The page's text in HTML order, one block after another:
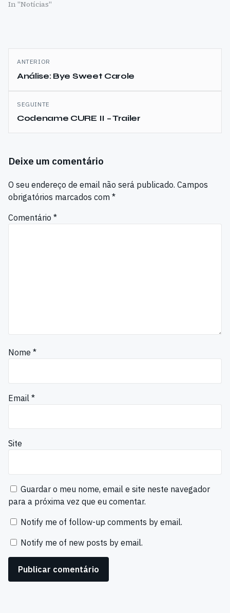
Steam. O jogo oferece uma
ciberpunk.
In "Notícias"
Navegação
de
artigos
ANTERIOR
Análise: Bye Sweet Carole
SEGUINTE
Codename CURE II – Trailer
Deixe um comentário
O seu endereço de email não será publicado. Campos
obrigatórios marcados com *
Comentário *
Nome *
Email *
Site
Guardar o meu nome, email e site neste navegador
para a próxima vez que eu comentar.
Notify me of follow-up comments by email.
Notify me of new posts by email.